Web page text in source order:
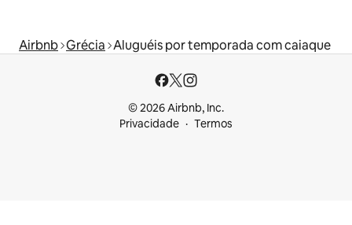
Airbnb Grécia Aluguéis por temporada com caiaque
© 2026 Airbnb, Inc.
Privacidade
Termos